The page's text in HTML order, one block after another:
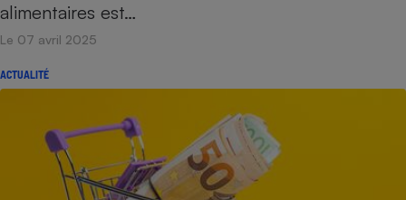
alimentaires est…
Le 07 avril 2025
ACTUALITÉ